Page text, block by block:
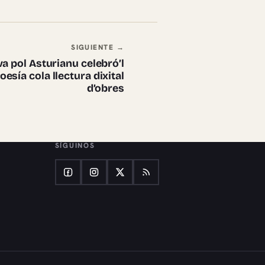
SIGUIENTE →
pol Asturianu celebró’l
cola llectura dixital
d’obres
SÍGUINOS